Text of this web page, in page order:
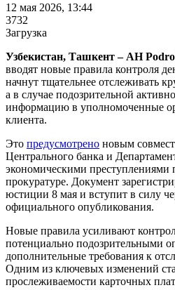
12 мая 2026, 13:44
3732
Загрузка
Узбекистан, Ташкент – АН
вводят новые правила контроля
начнут тщательнее отслеживать
а в случае подозрительной
информацию в уполномоченные
клиента.
Это предусмотрено новым
Центрального банка и
экономическими преступлениями
прокуратуре. Документ
юстиции 8 мая и вступит в силу
официального опубликования.
Новые правила усиливают
потенциально подозрительными
дополнительные требования к
Одним из ключевых изменений
прослеживаемости карточных